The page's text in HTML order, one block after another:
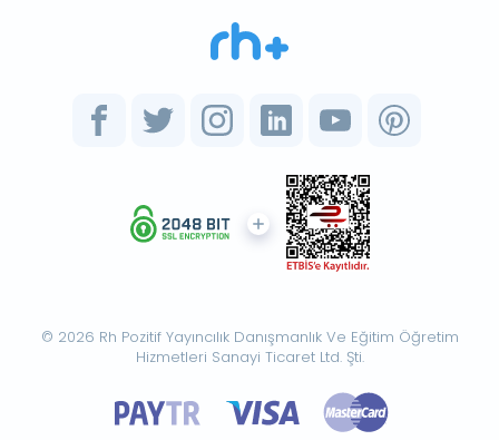
© 2026 Rh Pozitif Yayıncılık Danışmanlık Ve Eğitim Öğretim
Hizmetleri Sanayi Ticaret Ltd. Şti.